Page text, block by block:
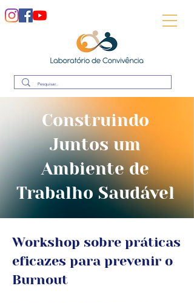
Construindo
Juntos um
Ambiente de
Trabalho Saudável
Workshop sobre práticas
eficazes para prevenir o
Burnout